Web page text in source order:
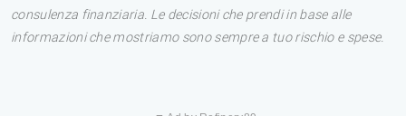
consulenza finanziaria. Le decisioni che prendi in base alle
informazioni che mostriamo sono sempre a tuo rischio e spese.